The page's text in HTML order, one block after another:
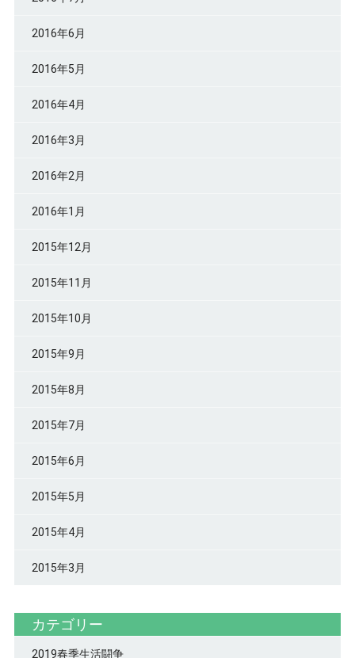
2016年6月
2016年5月
2016年4月
2016年3月
2016年2月
2016年1月
2015年12月
2015年11月
2015年10月
2015年9月
2015年8月
2015年7月
2015年6月
2015年5月
2015年4月
2015年3月
カテゴリー
2019春季生活闘争